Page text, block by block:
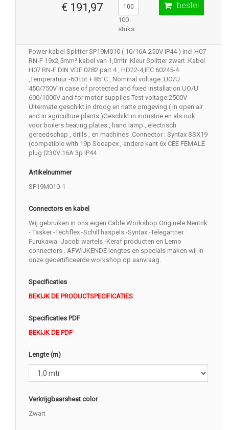
€ 191,97
100
stuks
bestel
Power kabel Splitter SP19M010 ( 10/16A 250V IP44 ) incl H07
RN-F 19x2,5mm² kabel van 1,0mtr .Kleur Splitter zwart .Kabel
H07 RN-F DIN VDE 0282 part 4 , HD22-4,IEC 60245-4
,Temperatuur -60 tot + 85°C , Nominal voltage: UO/U
450/750V in case of protected and fixed installation UO/U
600/1000V and for motor supplies Test voltage:2500V
Uitermate geschikt in droog en natte omgeving ( in open air
and in agriculture plants )Geschikt in industrie en als ook
voor boilers heating plates , hand lamp , electrisch
gereedschap , drills , en machines .Connector : Syntax SSX19
(compatible with 19p Socapex , andere kant 6x CEE FEMALE
plug (230V 16A 3p IP44
Artikelnummer
SP19M010-1
Connectors en kabel
Wij gebruiken in ons eigen Cable Workshop Originele Neutrik
- Tasker -Techflex -Schill haspels -Syntax -Telegartner
Furukawa -Jacob wartels -Keraf producten en Lemo
connectors . AFWIJKENDE lengtes en specials maken wij in
onze gecertificeerde workshop op aanvraag.
Specificaties
BEKIJK DE PRODUCTSPECIFICATIES
Specificaties PDF
BEKIJK DE PDF
Lengte (m)
Verkrijgbaarsheat color
Zwart